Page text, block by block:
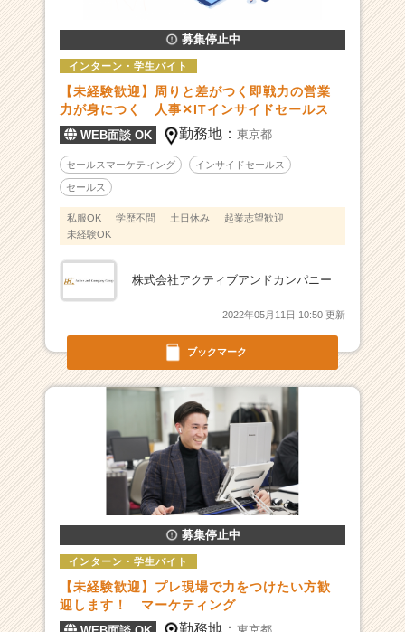
覧
-
【2
0
2
年
上
場
目
人
D
進
『組
織・
人
事
コ
ン
サ
ル
ブックマーク
募集停止中
インターン・学生バイト
【未経験歓迎】周りと差がつく即戦力の営業
力が身につく 人事✕ITインサイドセールス
WEB面談 OK 勤務地：東京都
セールスマーケティング インサイドセールス
セールス
私服OK 学歴不問 土日休み
起業志望歓迎
未経験OK
株式会社アクティブアンドカンパニー
2022年05月11日 10:50 更新
募集停止中
インターン・学生バイト
【未経験歓迎】プレ現場で力をつけたい方歓
迎します！ マーケティング
勤務地：